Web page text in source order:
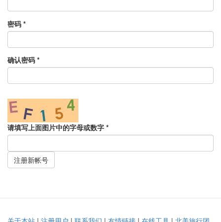
密码 *
确认密码 *
请填写上面图片中的字母或数字 *
注册新帐号